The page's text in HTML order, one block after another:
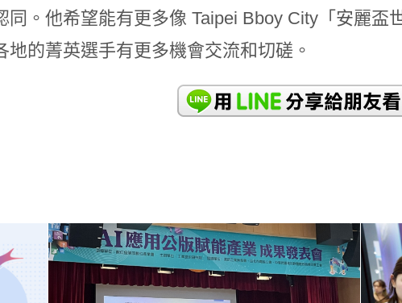
同。他希望能有更多像 Taipei Bboy City「安麗盃
地的菁英選手有更多機會交流和切磋。